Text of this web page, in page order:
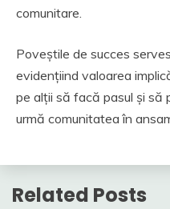
comunitare.
Poveștile de succes
evidențiind valoarea
pe alții să facă pasul și să
urmă comunitatea în
Related Posts